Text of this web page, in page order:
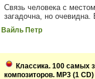
Связь человека с
загадочна, но
Вайль Петр
Классика. 100 самых
композиторов. MP3 (1 CD)